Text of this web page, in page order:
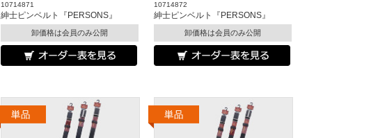
10714871
紳士ピンベルト『PERSONS』
卸価格は会員のみ公開
10714872
紳士ピンベルト『PERSONS』
卸価格は会員のみ公開